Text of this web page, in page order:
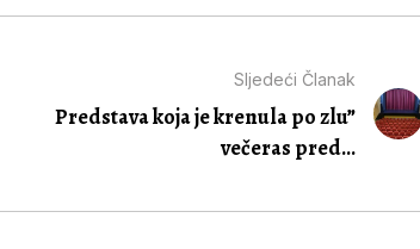
Sljedeći Članak
Predstava koja je krenula po zlu”
večeras pred...